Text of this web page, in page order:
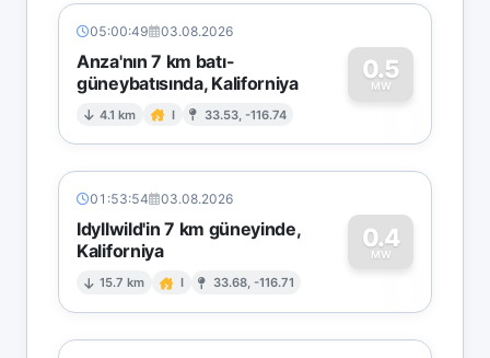
05:00:49 03.08.2026
Anza'nın 7 km batı-
güneybatısında, Kaliforniya
4.1 km I 33.53, -116.74
0.5
MW
0
01:53:54 03.08.2026
Idyllwild'in 7 km güneyinde,
Kaliforniya
15.7 km I 33.68, -116.71
0.4
MW
0